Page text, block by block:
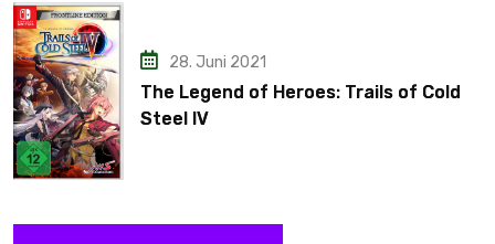
28. Juni 2021
The Legend of Heroes: Trails of Cold
Steel IV